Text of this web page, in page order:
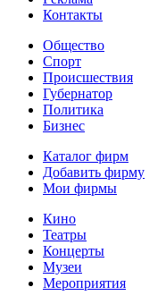
Контакты
Общество
Спорт
Происшествия
Губернатор
Политика
Бизнес
Каталог фирм
Добавить фирму
Мои фирмы
Кино
Театры
Концерты
Музеи
Мероприятия